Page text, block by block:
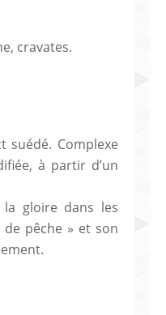
cravates.
suédé. Complexe
à partir d’un
la gloire dans les
pêche » et son